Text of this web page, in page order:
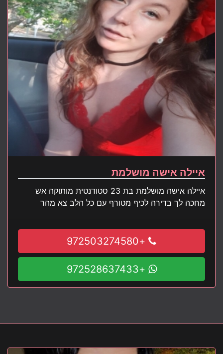
איילה אישה מושלמת
איילה אישה מושלמת בת 23 סטודנטית מותוקה אש
מחכה לך בדירה לכיף מטורף עם כל הלב צא מהר
+972503274580
+972528637433